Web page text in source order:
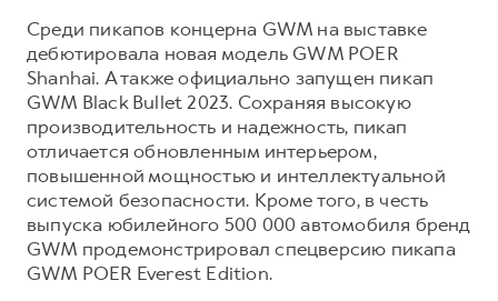
Среди пикапов концерна GWM на выставке
дебютировала новая модель GWM POER
Shanhai. А также официально запущен пикап
GWM Black Bullet 2023. Сохраняя высокую
производительность и надежность, пикап
отличается обновленным интерьером,
повышенной мощностью и интеллектуальной
системой безопасности. Кроме того, в честь
выпуска юбилейного 500 000 автомобиля бренд
GWM продемонстрировал спецверсию пикапа
GWM POER Everest Edition.